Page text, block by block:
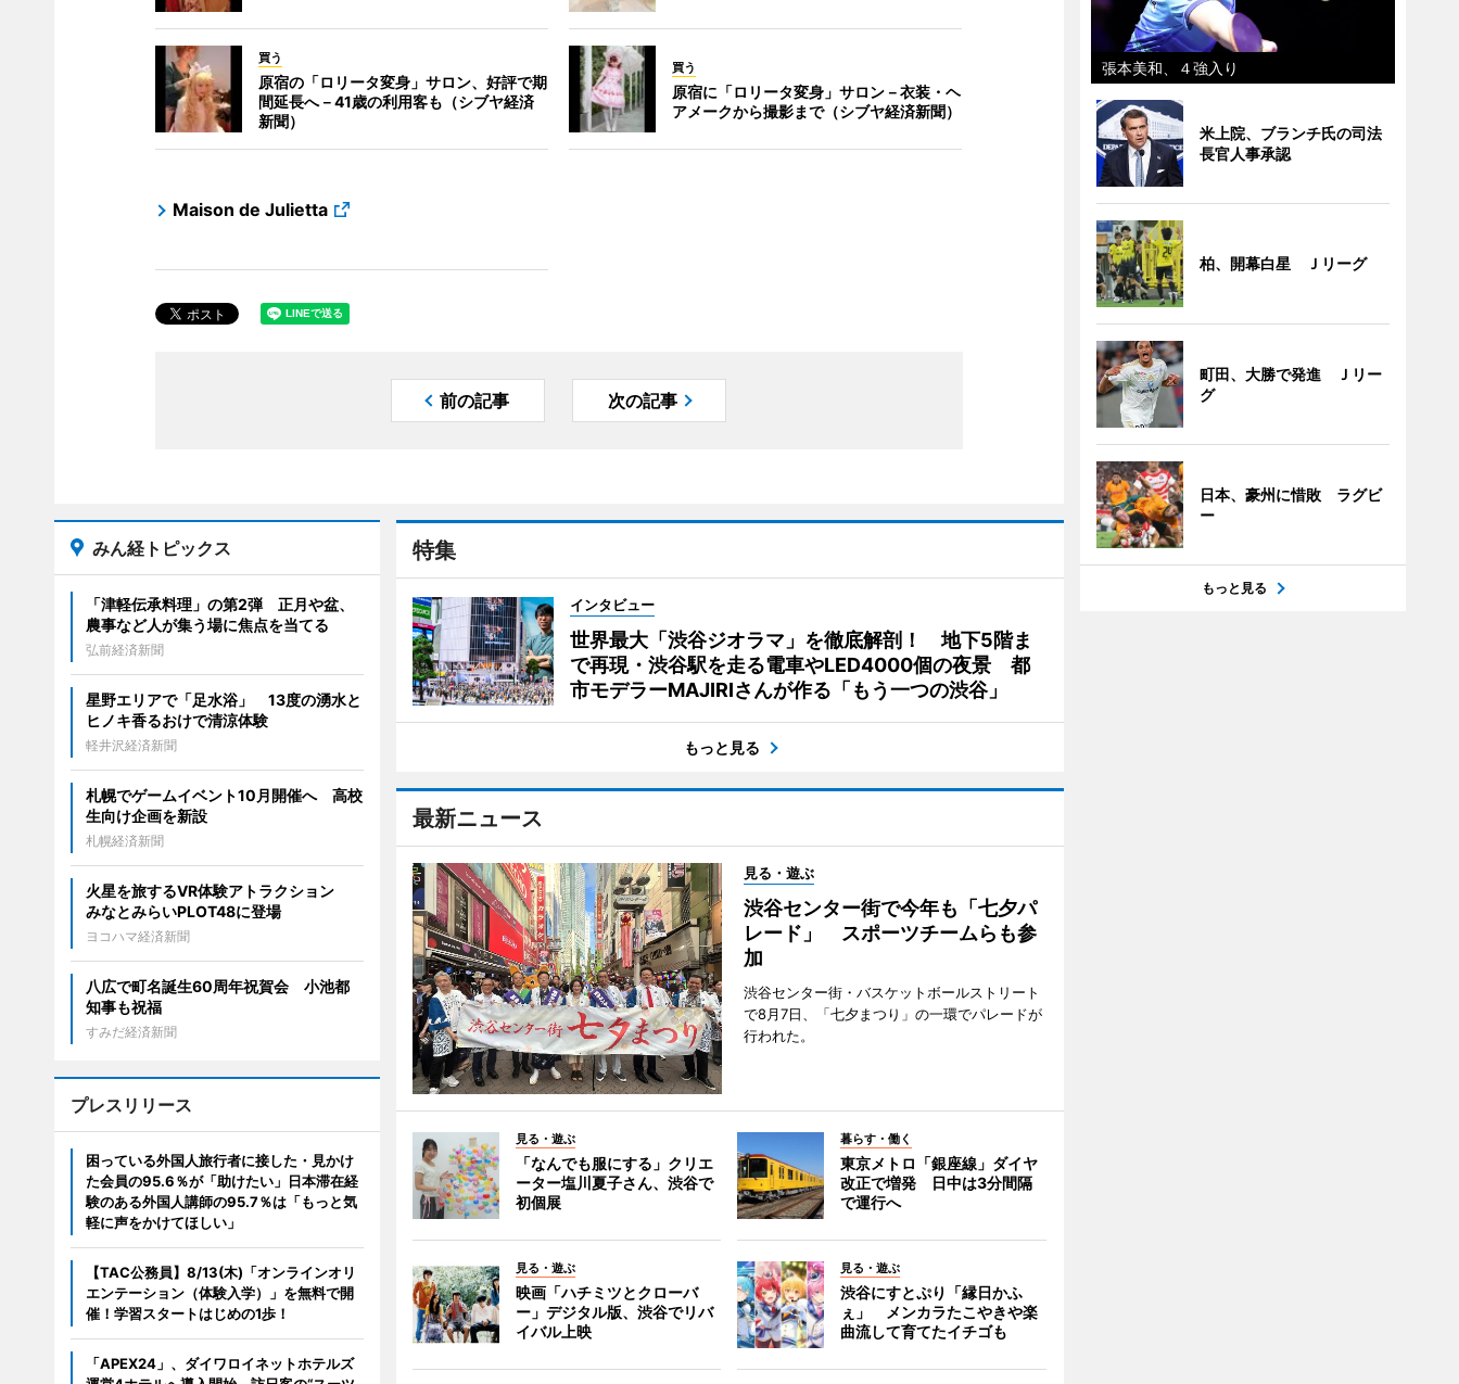
買う
原宿の「ロリータ変身」サロン、好評で期
間延長へ－41歳の利用客も（シブヤ経済
新聞）
買う
原宿に「ロリータ変身」サロン－衣装・ヘ
アメークから撮影まで（シブヤ経済新聞）
Maison de Julietta
前の記事 次の記事
特集
インタビュー
世界最大「渋谷ジオラマ」を徹底解剖！ 地下5階ま
で再現・渋谷駅を走る電車やLED4000個の夜景 都
市モデラーMAJIRIさんが作る「もう一つの渋谷」
もっと見る
最新ニュース
見る・遊ぶ
渋谷センター街で今年も「七夕パ
レード」 スポーツチームらも参
加
渋谷センター街・バスケットボールストリート
で8月7日、「七夕まつり」の一環でパレードが
行われた。
見る・遊ぶ
「なんでも服にする」クリエ
ーター塩川夏子さん、渋谷で
初個展
暮らす・働く
東京メトロ「銀座線」ダイヤ
改正で増発 日中は3分間隔
で運行へ
見る・遊ぶ
映画「ハチミツとクローバ
ー」デジタル版、渋谷でリバ
イバル上映
見る・遊ぶ
渋谷にすとぷり「縁日かふ
ぇ」 メンカラたこやきや楽
曲流して育てたイチゴも
みん経トピックス
「津軽伝承料理」の第2弾 正月や盆、
農事など人が集う場に焦点を当てる
弘前経済新聞
星野エリアで「足水浴」 13度の湧水と
ヒノキ香るおけで清涼体験
軽井沢経済新聞
札幌でゲームイベント10月開催へ 高校
生向け企画を新設
札幌経済新聞
火星を旅するVR体験アトラクション
みなとみらいPLOT48に登場
ヨコハマ経済新聞
八広で町名誕生60周年祝賀会 小池都
知事も祝福
すみだ経済新聞
プレスリリース
困っている外国人旅行者に接した・見かけ
た会員の95.6％が「助けたい」日本滞在経
験のある外国人講師の95.7％は「もっと気
軽に声をかけてほしい」
【TAC公務員】8/13(木)「オンラインオリ
エンテーション（体験入学）」を無料で開
催！学習スタートはじめの1歩！
「APEX24」、ダイワロイネットホテルズ
張本美和、４強入り
米上院、ブランチ氏の司法
長官人事承認
柏、開幕白星 Ｊリーグ
町田、大勝で発進 Ｊリー
グ
日本、豪州に惜敗 ラグビ
ー
もっと見る